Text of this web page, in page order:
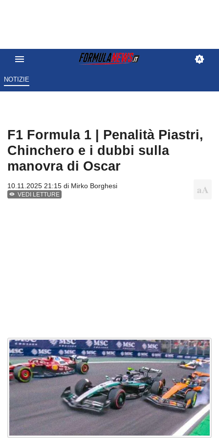
NOTIZIE
F1 Formula 1 | Penalità Piastri,
Chinchero e i dubbi sulla
manovra di Oscar
10.11.2025 21:15 di Mirko Borghesi
VEDI LETTURE